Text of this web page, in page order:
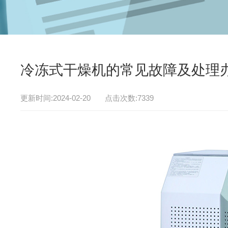
冷冻式干燥机的常见故障及处理
更新时间:2024-02-20 点击次数:7339